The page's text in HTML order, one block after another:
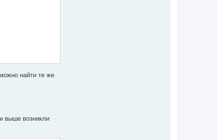
найти те же
выше возникли